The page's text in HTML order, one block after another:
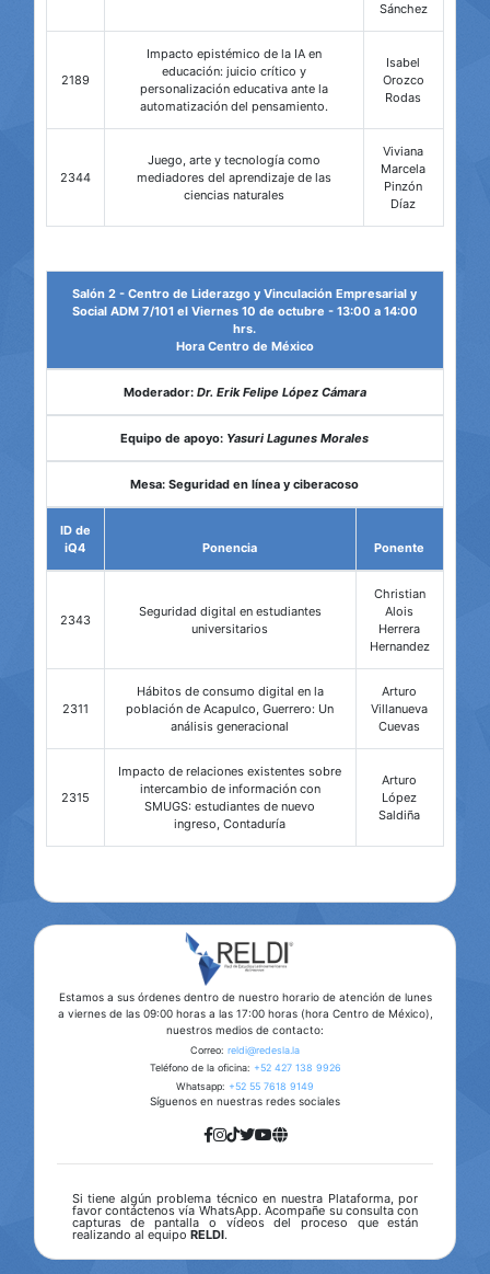
Sánchez
2189
Impacto epistémico de la IA en
educación: juicio crítico y
personalización educativa ante la
automatización del pensamiento.
Isabel
Orozco
Rodas
2344
Juego, arte y tecnología como
mediadores del aprendizaje de las
ciencias naturales
Viviana
Marcela
Pinzón
Díaz
Salón 2 - Centro de Liderazgo y Vinculación Empresarial y
Social ADM 7/101 el Viernes 10 de octubre - 13:00 a 14:00
hrs.
Hora Centro de México
Moderador: Dr. Erik Felipe López Cámara
Equipo de apoyo: Yasuri Lagunes Morales
Mesa: Seguridad en línea y ciberacoso
ID de
iQ4
Ponencia Ponente
2343
Seguridad digital en estudiantes
universitarios
Christian
Alois
Herrera
Hernandez
2311
Hábitos de consumo digital en la
población de Acapulco, Guerrero: Un
análisis generacional
Arturo
Villanueva
Cuevas
2315
Impacto de relaciones existentes sobre
intercambio de información con
SMUGS: estudiantes de nuevo
ingreso, Contaduría
Arturo
López
Saldiña
Estamos a sus órdenes dentro de nuestro horario de atención de lunes
a viernes de las 09:00 horas a las 17:00 horas (hora Centro de México),
nuestros medios de contacto:
Correo: reldi@redesla.la
Teléfono de la oficina: +52 427 138 9926
Whatsapp: +52 55 7618 9149
Síguenos en nuestras redes sociales
Si tiene algún problema técnico en nuestra Plataforma, por
favor contáctenos vía WhatsApp. Acompañe su consulta con
capturas de pantalla o vídeos del proceso que están
realizando al equipo RELDI.